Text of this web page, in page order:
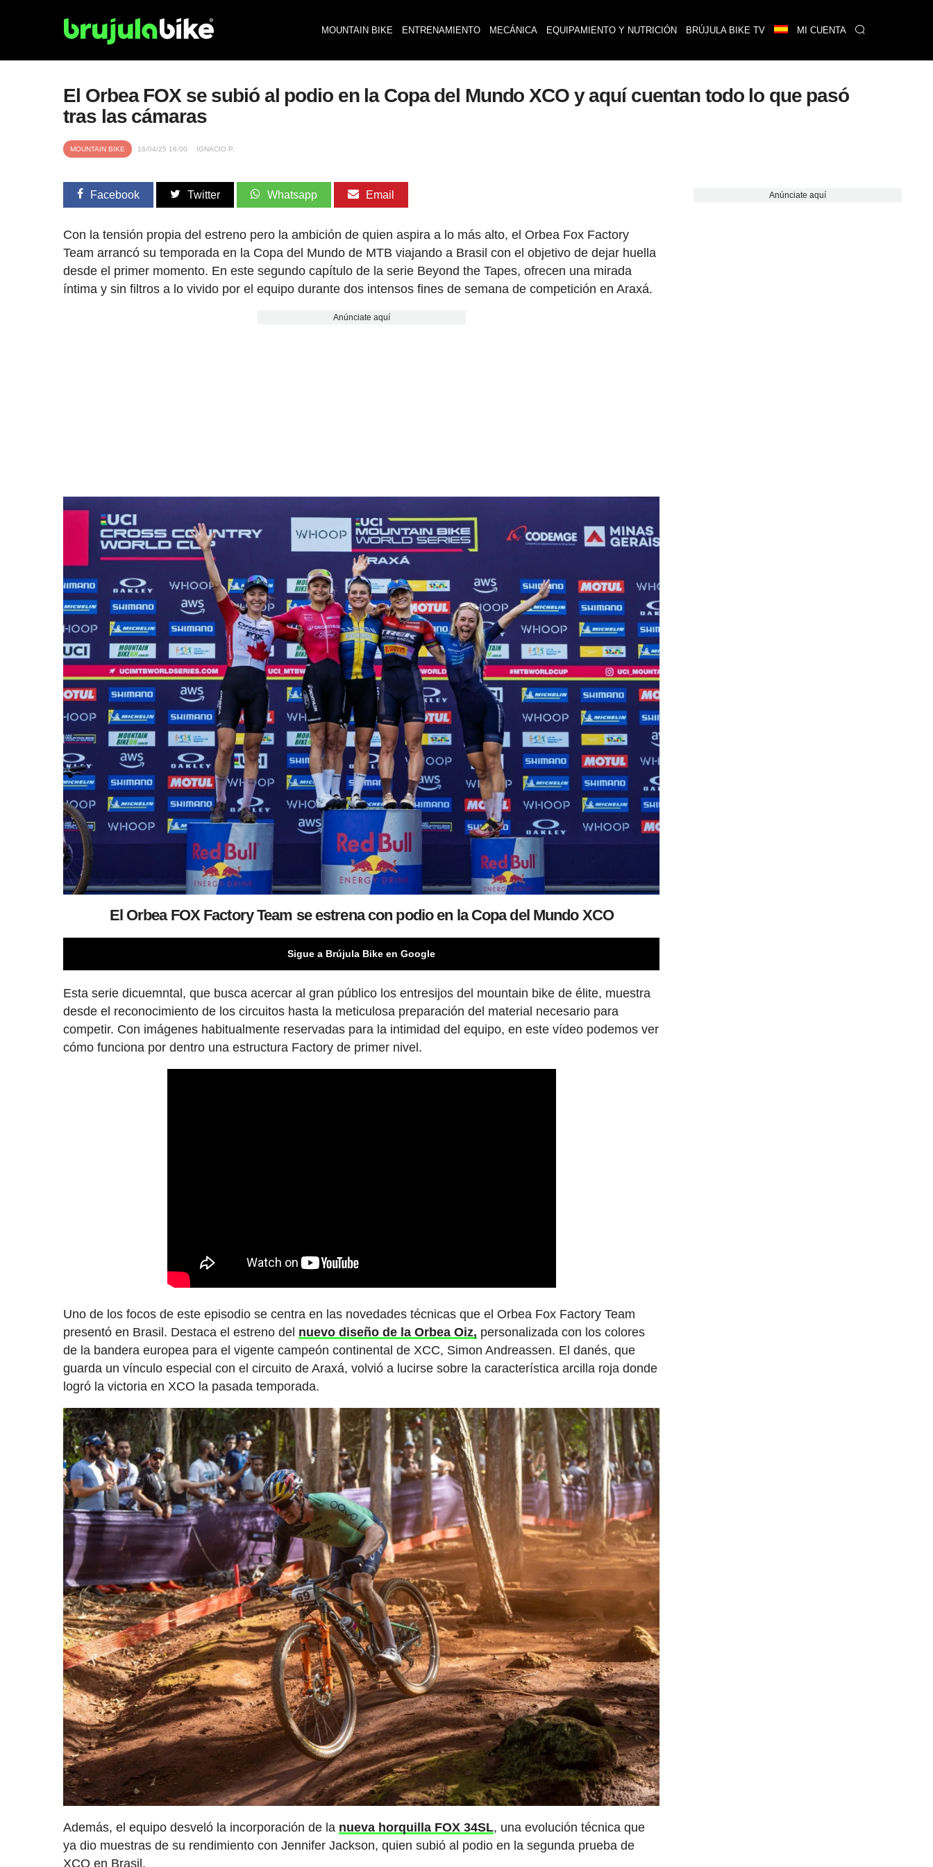
MOUNTAIN BIKE ENTRENAMIENTO MECÁNICA EQUIPAMIENTO Y NUTRICIÓN BRÚJULA BIKE TV MI CUENTA
El Orbea FOX se subió al podio en la Copa del Mundo XCO y aquí cuentan todo lo que pasó
tras las cámaras
MOUNTAIN BIKE 16/04/25 16:00 IGNACIO P.
Facebook Twitter Whatsapp Email
Con la tensión propia del estreno pero la ambición de quien aspira a lo más alto, el Orbea Fox Factory
Team arrancó su temporada en la Copa del Mundo de MTB viajando a Brasil con el objetivo de dejar huella
desde el primer momento. En este segundo capítulo de la serie Beyond the Tapes, ofrecen una mirada
íntima y sin filtros a lo vivido por el equipo durante dos intensos fines de semana de competición en Araxá.
Anúnciate aquí
El Orbea FOX Factory Team se estrena con podio en la Copa del Mundo XCO
Sigue a Brújula Bike en Google
Esta serie dicuemntal, que busca acercar al gran público los entresijos del mountain bike de élite, muestra
desde el reconocimiento de los circuitos hasta la meticulosa preparación del material necesario para
competir. Con imágenes habitualmente reservadas para la intimidad del equipo, en este vídeo podemos ver
cómo funciona por dentro una estructura Factory de primer nivel.
Uno de los focos de este episodio se centra en las novedades técnicas que el Orbea Fox Factory Team
presentó en Brasil. Destaca el estreno del nuevo diseño de la Orbea Oiz, personalizada con los colores
de la bandera europea para el vigente campeón continental de XCC, Simon Andreassen. El danés, que
guarda un vínculo especial con el circuito de Araxá, volvió a lucirse sobre la característica arcilla roja donde
logró la victoria en XCO la pasada temporada.
Además, el equipo desveló la incorporación de la nueva horquilla FOX 34SL, una evolución técnica que
ya dio muestras de su rendimiento con Jennifer Jackson, quien subió al podio en la segunda prueba de
XCO en Brasil.
Anúnciate aquí